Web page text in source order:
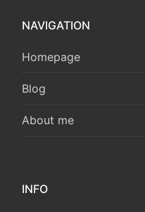
NAVIGATION
Homepage
Blog
About me
INFO